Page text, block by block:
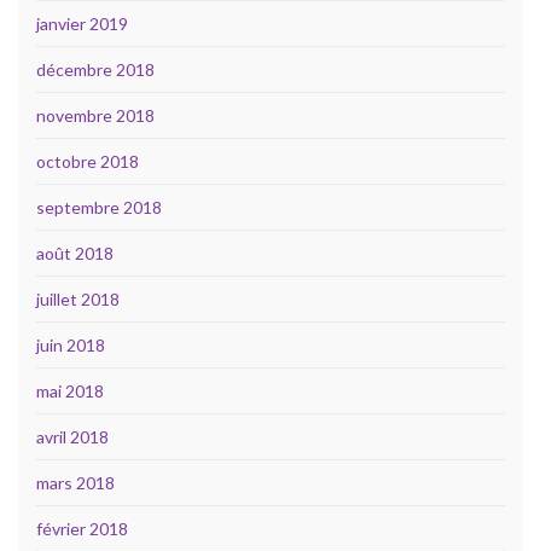
janvier 2019
décembre 2018
novembre 2018
octobre 2018
septembre 2018
août 2018
juillet 2018
juin 2018
mai 2018
avril 2018
mars 2018
février 2018